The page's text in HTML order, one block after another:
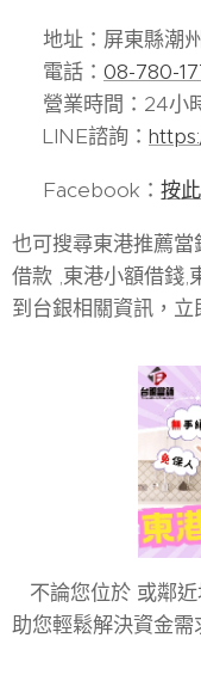
📍 地址：屏東縣潮
📞 電話： 08-780-
🕒 營業時間：24小
📱 LINE諮詢：
🔎 Facebook： 按
也可搜尋東港推薦
借款 ,東港小額借錢,
到台銀相關資訊，立
不論您位於 或鄰
助您輕鬆解決資金需